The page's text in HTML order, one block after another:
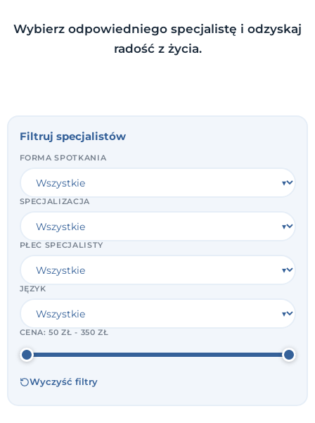
Wybierz odpowiedniego specjalistę i odzyskaj
radość z życia.
Filtruj specjalistów
FORMA SPOTKANIA
SPECJALIZACJA
PŁEĆ SPECJALISTY
JĘZYK
CENA:50 ZŁ - 350 ZŁ
Wyczyść filtry